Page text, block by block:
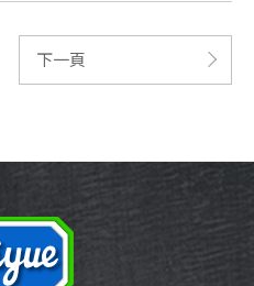
下一頁